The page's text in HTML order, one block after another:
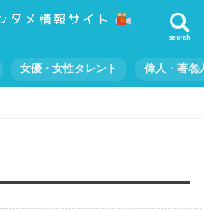
search
女優・女性タレント 偉人・著名